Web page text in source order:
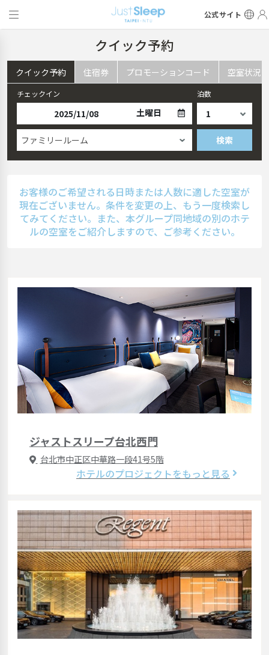
公式サイト
クイック予約
クイック予約 住宿券 プロモーションコード 空室状況
チェックイン
土曜日
泊数
ファミリールーム 検索
お客様のご希望される日時または人数に適した空室が
現在ございません。条件を変更の上、もう一度検索し
てみてください。また、本グループ同地域の別のホテ
ルの空室をご紹介しますので、ご参考ください。
ジャストスリープ台北西門
台北市中正区中華路一段41号5階
ホテルのプロジェクトをもっと見る